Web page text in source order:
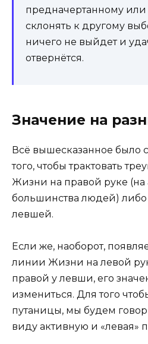
предначертанному или
склонять к другому
ничего не выйдет и
отвернётся.
Значение на
Всё вышесказанное было
того, чтобы трактовать
Жизни на правой руке (на
большинства людей)
левшей.
Если же, наоборот,
линии Жизни на левой
правой у левши, его
измениться. Для того
путаницы, мы будем
виду активную и «левая»